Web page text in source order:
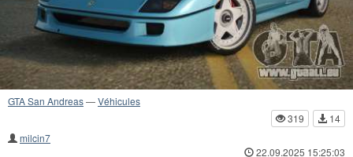
GTA San Andreas—Véhicules
319
14
milcin7
22.09.2025 15:25:03